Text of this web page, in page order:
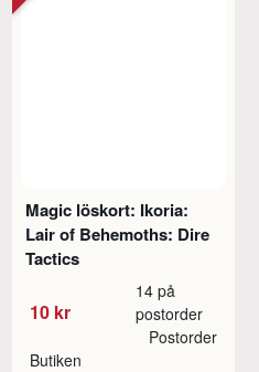
Magic löskort: Ikoria:
Lair of Behemoths: Dire
Tactics
10 kr
14 på
postorder
Butiken
Postorder